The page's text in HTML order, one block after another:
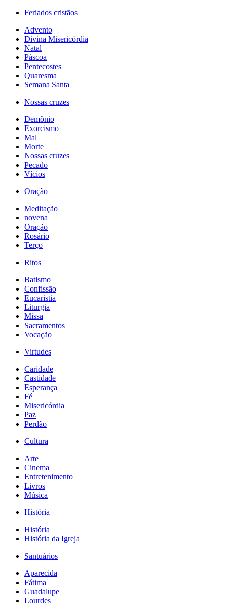
Feriados cristãos
Advento
Divina Misericórdia
Natal
Páscoa
Pentecostes
Quaresma
Semana Santa
Nossas cruzes
Demônio
Exorcismo
Mal
Morte
Nossas cruzes
Pecado
Vícios
Oração
Meditação
novena
Oração
Rosário
Terço
Ritos
Batismo
Confissão
Eucaristia
Liturgia
Missa
Sacramentos
Vocação
Virtudes
Caridade
Castidade
Esperança
Fé
Misericórdia
Paz
Perdão
Cultura
Arte
Cinema
Entretenimento
Livros
Música
História
História
História da Igreja
Santuários
Aparecida
Fátima
Guadalupe
Lourdes